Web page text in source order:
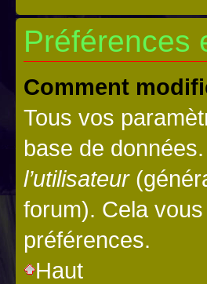
Préférences
Comment
Tous vos
base de
l’utilisateur
forum). Cela
préférences.
Haut